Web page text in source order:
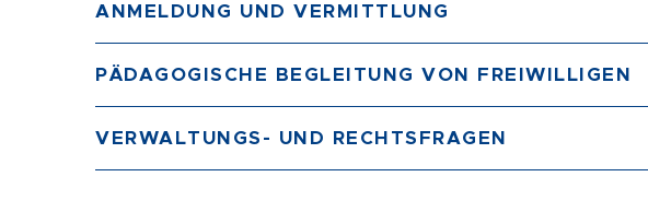
ANMELDUNG UND VERMITTLUNG
PÄDAGOGISCHE BEGLEITUNG VON FREIWILLIGEN
VERWALTUNGS- UND RECHTSFRAGEN